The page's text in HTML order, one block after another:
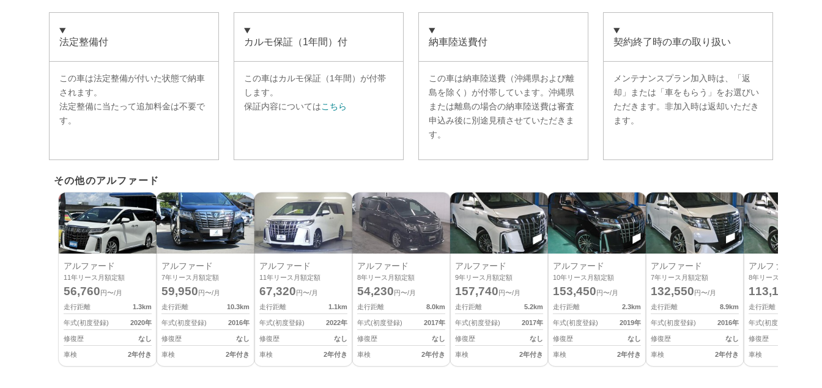
法定整備付
この車は法定整備が付いた状態で納車
されます。
法定整備に当たって追加料金は不要で
す。
カルモ保証（1年間）付
この車はカルモ保証（1年間） が付帯
します。
保証内容についてはこちら
納車陸送費付
この車は納車陸送費（沖縄県および離
島を除く）が付帯しています。沖縄県
または離島の場合の納車陸送費は審査
申込み後に別途見積させていただきま
す。
契約終了時の車の取り扱い
メンテナンスプラン加入時は、「返
却」または「車をもらう」をお選びい
ただきます。非加入時は返却いただき
ます。
その他のアルファード
アルファード
11年リース月額定額
56,760 円〜/月
走行距離
1.3km
年式(初度登録) 2020年
修復歴 なし
車検 2年付き
アルファード
7年リース月額定額
59,950 円〜/月
走行距離
10.3km
年式(初度登録) 2016年
修復歴 なし
車検 2年付き
アルファード
11年リース月額定額
67,320 円〜/月
走行距離
1.1km
年式(初度登録) 2022年
修復歴 なし
車検 2年付き
アルファード
8年リース月額定額
54,230 円〜/月
走行距離
8.0km
年式(初度登録) 2017年
修復歴 なし
車検 2年付き
アルファード
9年リース月額定額
157,740 円〜/月
走行距離
5.2km
年式(初度登録) 2017年
修復歴 なし
車検 2年付き
アルファード
10年リース月額定額
153,450 円〜/月
走行距離
2.3km
年式(初度登録) 2019年
修復歴 なし
車検 2年付き
アルファード
7年リース月額定額
132,550 円〜/月
走行距離
8.9km
年式(初度登録) 2016年
修復歴 なし
車検 2年付き
アルファード
8年リース月額定額
113,190
走行距離
年式(初度登録)
修復歴
車検